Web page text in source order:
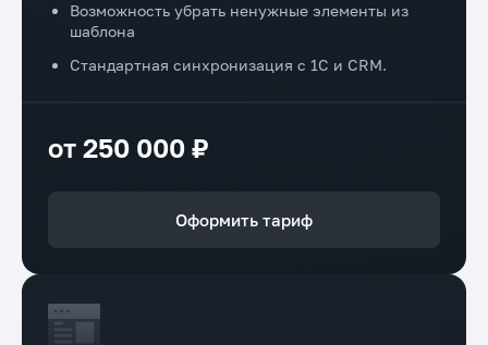
Возможность убрать ненужные элементы из
шаблона
Стандартная синхронизация с 1С и CRM.
от 250 000 ₽
Оформить тариф